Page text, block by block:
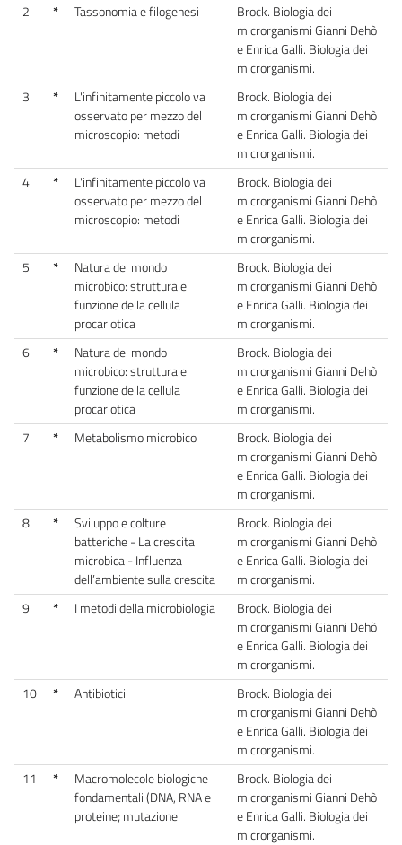
2
* Tassonomia e filogenesi
Brock. Biologia dei
microrganismi Gianni Dehò
e Enrica Galli. Biologia dei
microrganismi.
3
*
L'infinitamente piccolo va
osservato per mezzo del
microscopio: metodi
Brock. Biologia dei
microrganismi Gianni Dehò
e Enrica Galli. Biologia dei
microrganismi.
4
*
L'infinitamente piccolo va
osservato per mezzo del
microscopio: metodi
Brock. Biologia dei
microrganismi Gianni Dehò
e Enrica Galli. Biologia dei
microrganismi.
5
*
Natura del mondo
microbico: struttura e
funzione della cellula
procariotica
Brock. Biologia dei
microrganismi Gianni Dehò
e Enrica Galli. Biologia dei
microrganismi.
6
*
Natura del mondo
microbico: struttura e
funzione della cellula
procariotica
Brock. Biologia dei
microrganismi Gianni Dehò
e Enrica Galli. Biologia dei
microrganismi.
7
* Metabolismo microbico
Brock. Biologia dei
microrganismi Gianni Dehò
e Enrica Galli. Biologia dei
microrganismi.
8
*
Sviluppo e colture
batteriche - La crescita
microbica - Influenza
dell’ambiente sulla crescita
Brock. Biologia dei
microrganismi Gianni Dehò
e Enrica Galli. Biologia dei
microrganismi.
9
* I metodi della microbiologia
Brock. Biologia dei
microrganismi Gianni Dehò
e Enrica Galli. Biologia dei
microrganismi.
10
* Antibiotici
Brock. Biologia dei
microrganismi Gianni Dehò
e Enrica Galli. Biologia dei
microrganismi.
11
*
Macromolecole biologiche
fondamentali (DNA, RNA e
proteine; mutazionei
Brock. Biologia dei
microrganismi Gianni Dehò
e Enrica Galli. Biologia dei
microrganismi.